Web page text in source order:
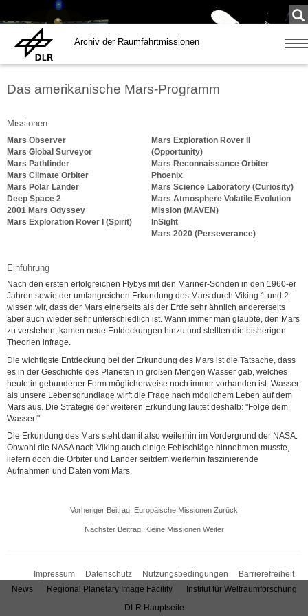
Archiv der Raumfahrtmissionen
Zeige
Das amerikanische Mars-Programm
Missionen
Mars Observer
Mars Global Surveyor
Mars Pathfinder
Mars Climate Orbiter
Mars Polar Lander
Deep Space 2
2001 Mars Odyssey
Mars Exploration Rover I (Spirit)
Mars Exploration Rover II
(Opportunity)
Mars Reconnaissance Orbiter
Phoenix
Mars Science Laboratory (Curiosity)
Mars Atmosphere Volatile Evolution
Mission (MAVEN)
InSight
Mars 2020 (Perseverance)
Einführung
Nach den ersten erfolgreichen Flybys mit den Mariner-Sonden in den 1960-er
Jahren sowie der umfangreichen Erkundung des Mars durch Viking 1 und 2
wissen wir, dass der Mars einerseits als der Erde sehr ähnlich andererseits
aber auch wieder sehr unterschiedlich ist. Wann immer man glaubte, den Mars
zu verstehen, kamen neue Entdeckungen hinzu und stellten die bisherigen
Theorien infrage.
Die wichtigste Entdeckung bei der Erkundung des Mars ist die Tatsache, dass
es in der Geschichte des Planeten in großen Mengen Wasser gab, welches
heute in gebundener Form möglicherweise noch immer vorhanden ist. Wasser
als unsere Lebensgrundlage wirft die Frage nach möglichem Leben auf dem
Mars aus. Die Strategie der weiteren Erkundung lautet deshalb: "Folge dem
Wasser!"
Die Erkundung des Mars steht damit also weiterhin im Vordergrund der NASA.
Obwohl die NASA nach Viking auch einige Fehlschläge hinnehmen musste,
liefern doch die Orbiter und Lander seitdem weiterhin faszinierende
Aufnahmen und Daten vom Mars.
Vorheriger Beitrag: Europäische Missionen Zurück
Nächster Beitrag: Kleine Missionen Weiter
Impressum Datenschutz Nutzungsbedingungen
Barrierefreiheit
News
Regional Planetary Image Facility
Institut für Weltraumforschung
DLR Hauptseite